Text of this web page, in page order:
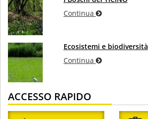
Continua
Ecosistemi e biodiversità
Continua
ACCESSO RAPIDO